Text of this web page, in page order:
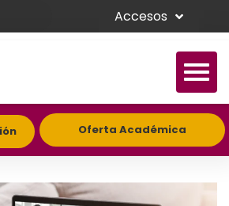
Accesos
Oferta Académica